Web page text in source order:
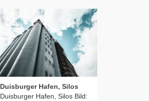
Duisburger Hafen, Silos
Duisburger Hafen, Silos Bild: